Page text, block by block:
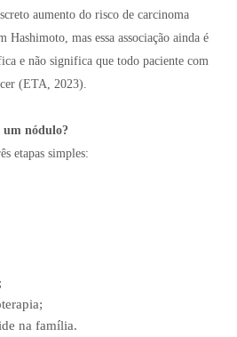
aumento do risco de carcinoma
Hashimoto, mas essa associação ainda é
e não significa que todo paciente com
(ETA, 2023).
um nódulo?
etapas simples:
na família.